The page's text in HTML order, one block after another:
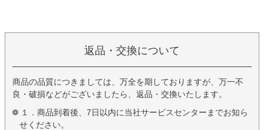
返品・交換について
商品の品質につきましては、万全を期しておりますが、万一不
良・破損などがございましたら、返品・交換いたします。
１．商品到着後、7日以内に当社サービスセンターまでお知ら
せください。